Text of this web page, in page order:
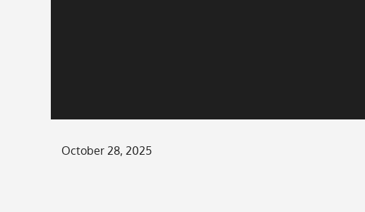
Posted
October 28, 2025